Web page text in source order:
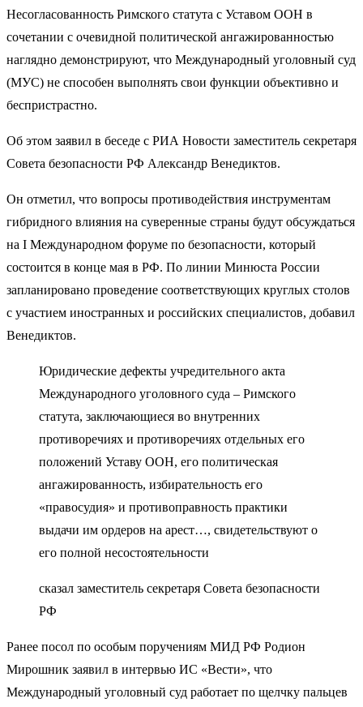
Несогласованность Римского статута с Уставом ООН в
сочетании с очевидной политической ангажированностью
наглядно демонстрируют, что Международный уголовный суд
(МУС) не способен выполнять свои функции объективно и
беспристрастно.
Об этом заявил в беседе с РИА Новости заместитель секретаря
Совета безопасности РФ Александр Венедиктов.
Он отметил, что вопросы противодействия инструментам
гибридного влияния на суверенные страны будут обсуждаться
на I Международном форуме по безопасности, который
состоится в конце мая в РФ. По линии Минюста России
запланировано проведение соответствующих круглых столов
с участием иностранных и российских специалистов, добавил
Венедиктов.
Юридические дефекты учредительного акта
Международного уголовного суда – Римского
статута, заключающиеся во внутренних
противоречиях и противоречиях отдельных его
положений Уставу ООН, его политическая
ангажированность, избирательность его
«правосудия» и противоправность практики
выдачи им ордеров на арест…, свидетельствуют о
его полной несостоятельности
сказал заместитель секретаря Совета безопасности
РФ
Ранее посол по особым поручениям МИД РФ Родион
Мирошник заявил в интервью ИС «Вести», что
Международный уголовный суд работает по щелчку пальцев